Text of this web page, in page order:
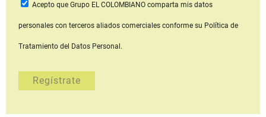
Acepto que Grupo EL COLOMBIANOcomparta mis datos
personales con terceros aliados comerciales conforme su Política de
Tratamiento del Datos Personal.